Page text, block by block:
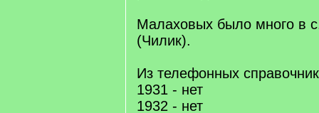
Малаховых было много в
(Чилик).
Из телефонных
1931 - нет
1932 - нет